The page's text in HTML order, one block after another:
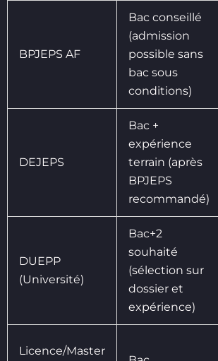
BPJEPS AF
Bac conseillé
(admission
possible sans
bac sous
conditions)
DEJEPS
Bac +
expérience
terrain (après
BPJEPS
recommandé)
DUEPP
(Université)
Bac+2
souhaité
(sélection sur
dossier et
expérience)
Licence/Master